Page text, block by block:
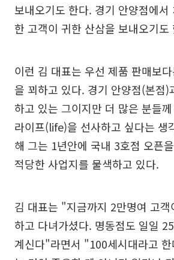
보내오기도 한다. 경기 안양점에서
한 고객이 귀한 산삼을 보내오기도
이런 김 대표는 우선 제품 판매보
을 꾀하고 있다. 경기 안양점(본점)
하고 있는 그이지만 더 많은 분들
라이프(life)을 선사하고 싶다는 생
해 그는 1년안에 국내 3호점 오픈
적당한 사업지를 물색하고 있다.
김 대표는 "지금까지 2만명여 고객
하고 다녀가셨다. 명동점도 일일
계신다"라면서 "100세시대라고